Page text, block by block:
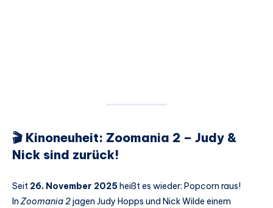
🎬 Kinoneuheit: Zoomania 2 – Judy &
Nick sind zurück!
Seit 26. November 2025 heißt es wieder: Popcorn raus!
In Zoomania 2jagen Judy Hopps und Nick Wilde einem